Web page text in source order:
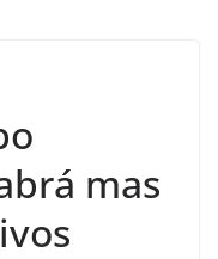
mas